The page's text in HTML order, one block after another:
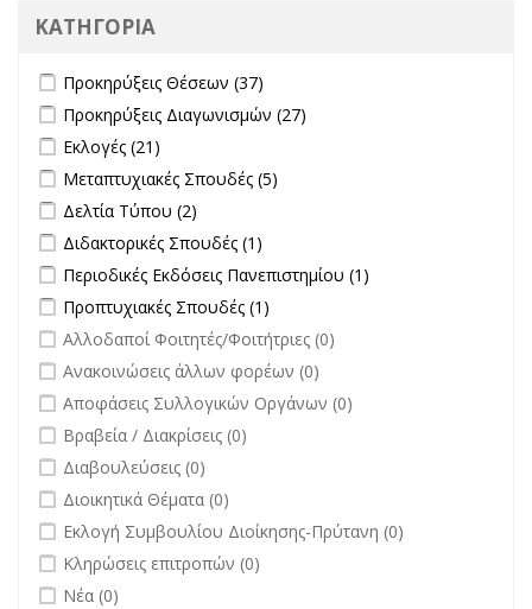
ΚΑΤΗΓΟΡΙΑ
Apply Προκηρύξεις Θέσεων filter
Προκηρύξεις Θέσεων (37)
Apply Προκηρύξεις Διαγωνισμών filter
Προκηρύξεις Διαγωνισμών (27)
Apply Εκλογές filter
Εκλογές (21)
Apply Μεταπτυχιακές Σπουδές filter
Μεταπτυχιακές Σπουδές (5)
Apply Δελτία Τύπου filter
Δελτία Τύπου (2)
Apply Διδακτορικές Σπουδές filter
Διδακτορικές Σπουδές (1)
Apply Περιοδικές Εκδόσεις Πανεπιστημίου filter
Περιοδικές Εκδόσεις Πανεπιστημίου (1)
Apply Προπτυχιακές Σπουδές filter
Προπτυχιακές Σπουδές (1)
undefined
Αλλοδαποί Φοιτητές/Φοιτήτριες (0)
undefined
Ανακοινώσεις άλλων φορέων (0)
undefined
Αποφάσεις Συλλογικών Οργάνων (0)
undefined
Βραβεία / Διακρίσεις (0)
undefined
Διαβουλεύσεις (0)
undefined
Διοικητικά Θέματα (0)
undefined
Εκλογή Συμβουλίου Διοίκησης-Πρύτανη (0)
undefined
Κληρώσεις επιτροπών (0)
undefined
Νέα (0)